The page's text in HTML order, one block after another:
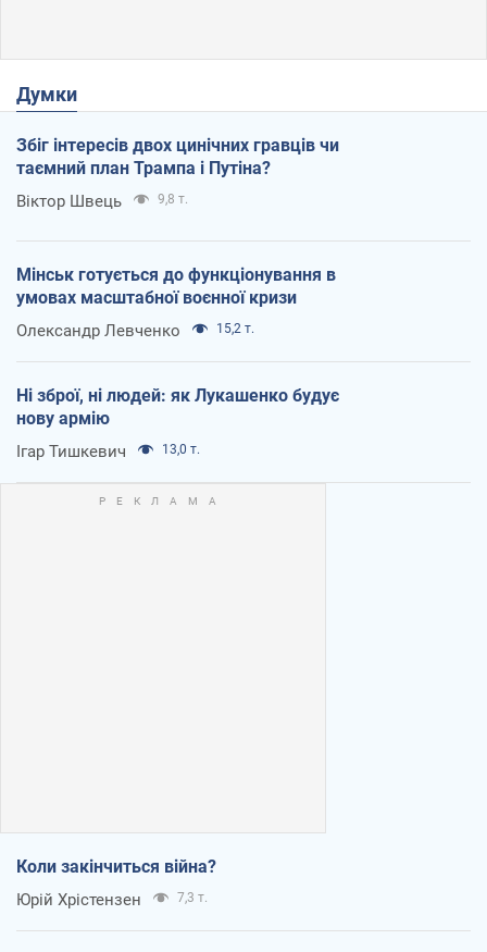
Думки
Збіг інтересів двох цинічних гравців чи
таємний план Трампа і Путіна?
Віктор Швець 9,8 т.
Мінськ готується до функціонування в
умовах масштабної воєнної кризи
Олександр Левченко 15,2 т.
Ні зброї, ні людей: як Лукашенко будує
нову армію
Ігар Тишкевич 13,0 т.
Коли закінчиться війна?
Юрій Хрістензен 7,3 т.